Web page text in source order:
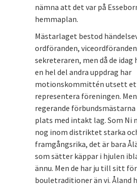
nämna att det var på
hemmaplan.
Mästarlaget bestod
ordföranden,
sekreteraren, men då de idag
en hel del andra uppdrag har
motionskommittén utsett
representera föreningen.
regerande förbundsmästarna
plats med intakt lag. Som Ni
nog inom distriktet starka
framgångsrika, det är bara
som sätter käppar i hjulen
ännu. Men de har ju till sitt
bouletraditioner än vi. Åland